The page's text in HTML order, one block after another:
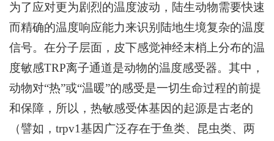
为了应对更为剧烈的温度波动，陆生动物需要快速
而精确的温度响应能力来识别陆地生境复杂的温度
信号。在分子层面，皮下感觉神经末梢上分布的温
度敏感TRP离子通道是动物的温度感受器。其中，
动物对“热”或“温暖”的感受是一切生命过程的前提
和保障，所以，热敏感受体基因的起源是古老的
（譬如，trpv1基因广泛存在于鱼类、昆虫类、两